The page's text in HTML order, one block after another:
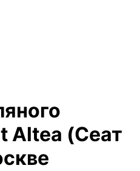
Altea (Сеат